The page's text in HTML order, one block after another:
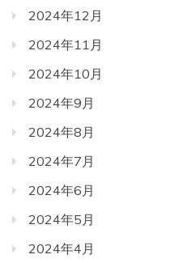
2024年12月
2024年11月
2024年10月
2024年9月
2024年8月
2024年7月
2024年6月
2024年5月
2024年4月